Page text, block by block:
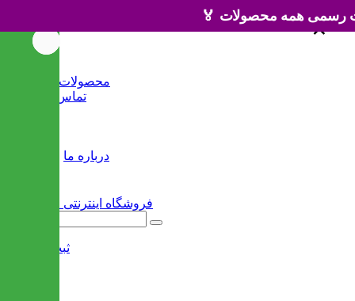
محصولات جدید
تماس با ما
درباره ما
ثبت نام
×
×